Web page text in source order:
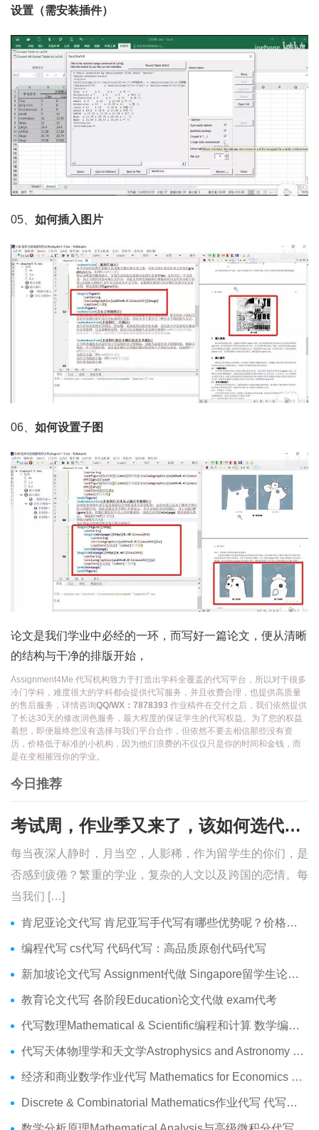
设置（需安装插件）
05、 如何插入图片
06、 如何设置子图
论文是我们学业中必经的一环，而写好一篇论文，便从清晰
的结构与干净的排版开始，
Assignment4Me 代写机构致力于打造出学科全覆盖的代写平台，所以对于很多
冷门学科，难度很大的学科都会提供代写服务，并且收费合理，也提供高质量
的售后服务，详情咨询QQ/WX：7878393 作业稿件在交付之后，我们依然提供
了长达30天的修改润色服务，最大程度的保证学生的代写权益。为了您的权益
着想，即便最终您没有选择与我们平台合作，但依然不要去相信那些没有资
历，价格低于标准的小机构，因为他们浪费的不仅仅只是你的时间和金钱，而
是在变相摧毁你的学业。
今日推荐
考试周，作业季又来了，该如何选代写？便宜的代写、代考会有哪些问题？
每当夜深人静时，月当空，人影稀，作为留学生的你们，是
否感到疲倦？繁重的学业，复杂的人文以及跨国的恋情。每
当我们 […]
肯尼亚论文代写 肯尼亚写手代写有哪些优势呢？价格便宜吗？
编程代写 cs代写 代码代写：高品质原创代码代写
新加坡论文代写 Assignment代做 Singapore留学生论文代写服务
教育论文代写 各阶段Education论文代做 exam代考
代写数理Mathematical & Scientific编程和计算 数学编程作业代做
代写天体物理学和天文学Astrophysics and Astronomy 天文学Assignment代做
经济和商业数学作业代写 Mathematics for Economics Business代做Online exam代考
Discrete & Combinatorial Mathematics作业代写 代写离散 组合数学Assignment代做